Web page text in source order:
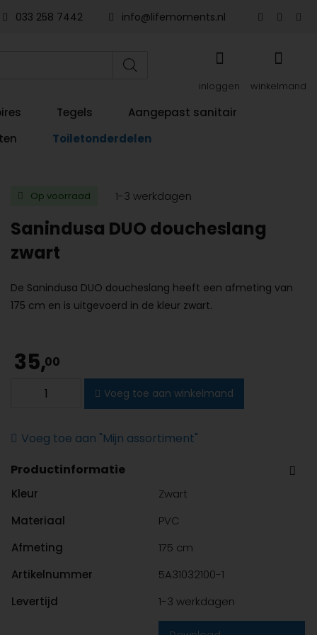
033 258 7442 info@lifemoments.nl
inloggen winkelmand
Tegels
Aangepast sanitair
Toiletonderdelen
Op voorraad 1-3 werkdagen
Sanindusa DUO doucheslang
zwart
De Sanindusa DUO doucheslang heeft een afmeting van
175 cm en is uitgevoerd in de kleur zwart.
35,00
Sanindusa
zwart
Voeg toe aan winkelmand
Voeg toe aan "Mijn assortiment"
Productinformatie
Kleur
Zwart
Materiaal
PVC
Afmeting
175 cm
Artikelnummer
5A31032100-1
Levertijd
1-3 werkdagen